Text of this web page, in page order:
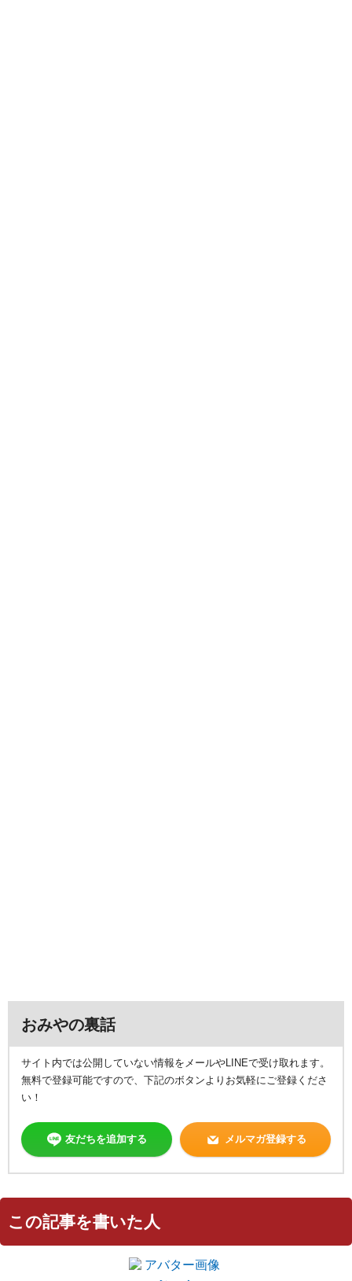
おみやの裏話
サイト内では公開していない情報をメールやLINEで受け取れます。
無料で登録可能ですので、下記のボタンよりお気軽にご登録くださ
い！
友だちを追加する メルマガ登録する
この記事を書いた人